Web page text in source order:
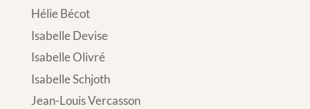
Hélie Bécot
Isabelle Devise
Isabelle Olivré
Isabelle Schjoth
Jean-Louis Vercasson